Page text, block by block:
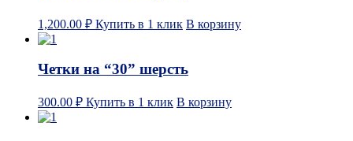
1,200.00 ₽ Купить в 1 клик В корзину
Четки на “30” шерсть
300.00 ₽ Купить в 1 клик В корзину